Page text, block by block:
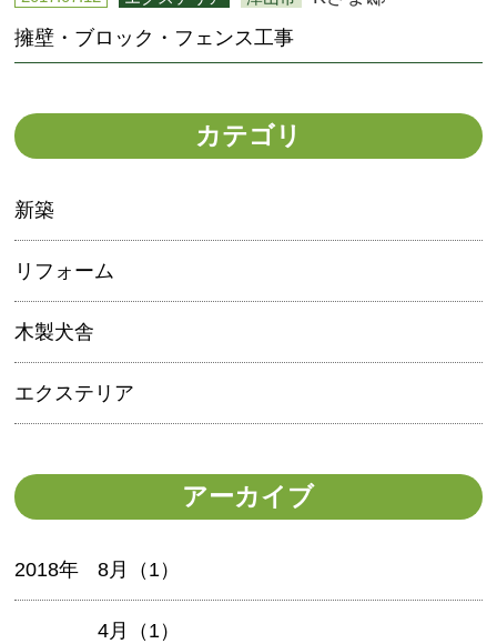
擁壁・ブロック・フェンス工事
カテゴリ
新築
リフォーム
木製犬舎
エクステリア
アーカイブ
2018年 8月（1）
4月（1）